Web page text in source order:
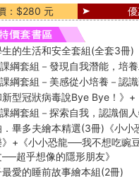
：$280 元
生的生活和安全套組(全套3冊)
綱套組－發現自我潛能，培
綱套組－美感從小培養－認
新型冠狀病毒說Bye Bye！》
綱套組－探索自我，認識個
．畢多夫繪本精選(3冊)《小
》+《小小恐龍──我不想吃豌
超乎想像的隱形朋友》
愛的睡前故事繪本組(2冊)